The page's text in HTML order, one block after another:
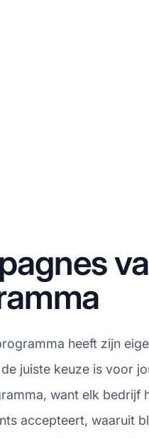
heeft zijn
juiste keuze is voor
want elk bedrijf
accepteert, waaruit